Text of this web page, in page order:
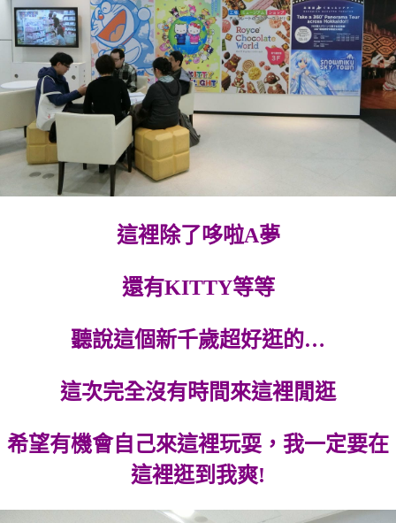
這裡除了哆啦A夢
還有KITTY等等
聽說這個新千歲超好逛的…
這次完全沒有時間來這裡閒逛
希望有機會自己來這裡玩耍，我一定要在
這裡逛到我爽!